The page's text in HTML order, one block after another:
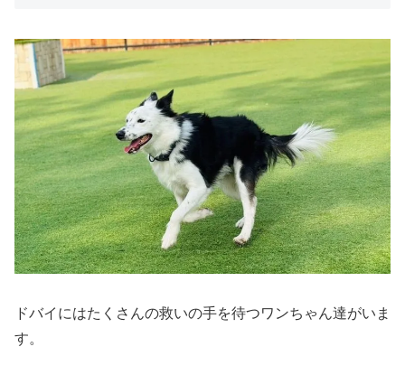
ドバイにはたくさんの救いの手を待つワンちゃん達がいま
す。